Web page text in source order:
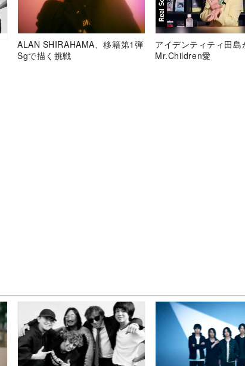
ALAN SHIRAHAMA、移籍第1弾
Sgで描く挑戦
アイデンティティ田島
Mr.Children愛